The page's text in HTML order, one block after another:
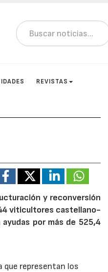
REVISTAS
y reconversión
viticultores castellano-
por más de 525,4
representan los